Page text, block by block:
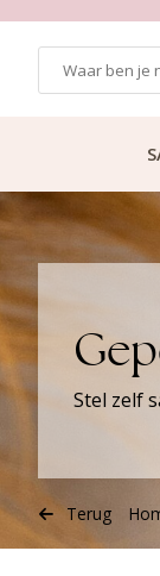
Stel zelf
Terug